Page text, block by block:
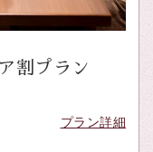
割プラン
プラン詳細